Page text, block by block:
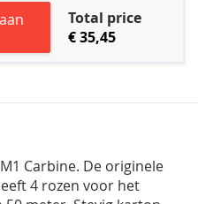
Total price
€ 35,45
Carbine. De originele
4 rozen voor het